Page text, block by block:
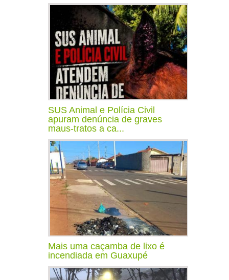
SUS Animal e Polícia Civil
apuram denúncia de graves
maus-tratos a ca...
Mais uma caçamba de lixo é
incendiada em Guaxupé